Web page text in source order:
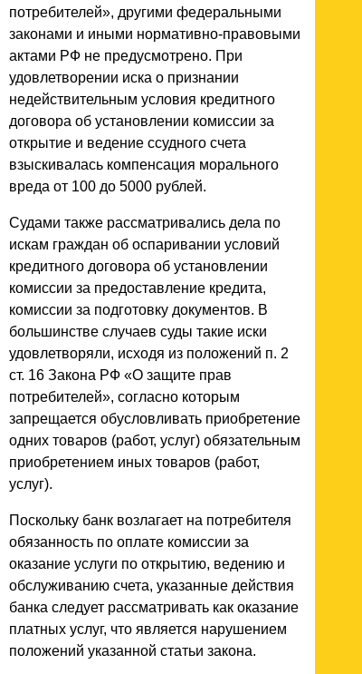
потребителей», другими федеральными
законами и иными нормативно-правовыми
актами РФ не предусмотрено. При
удовлетворении иска о признании
недействительным условия кредитного
договора об установлении комиссии за
открытие и ведение ссудного счета
взыскивалась компенсация морального
вреда от 100 до 5000 рублей.
Судами также рассматривались дела по
искам граждан об оспаривании условий
кредитного договора об установлении
комиссии за предоставление кредита,
комиссии за подготовку документов. В
большинстве случаев суды такие иски
удовлетворяли, исходя из положений п. 2
ст. 16 Закона РФ «О защите прав
потребителей», согласно которым
запрещается обусловливать приобретение
одних товаров (работ, услуг) обязательным
приобретением иных товаров (работ,
услуг).
Поскольку банк возлагает на потребителя
обязанность по оплате комиссии за
оказание услуги по открытию, ведению и
обслуживанию счета, указанные действия
банка следует рассматривать как оказание
платных услуг, что является нарушением
положений указанной статьи закона.